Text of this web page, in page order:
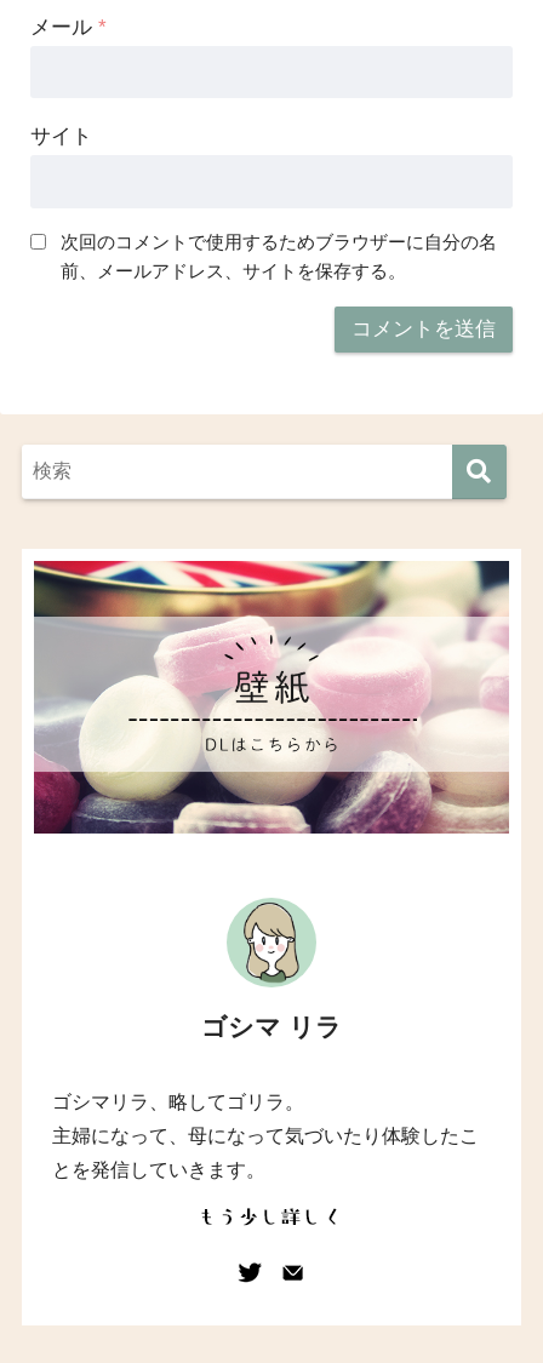
メール*
サイト
次回のコメントで使用するためブラウザーに自分の名
前、メールアドレス、サイトを保存する。
ゴシマ リラ
ゴシマリラ、略してゴリラ。
主婦になって、母になって気づいたり体験したこ
とを発信していきます。